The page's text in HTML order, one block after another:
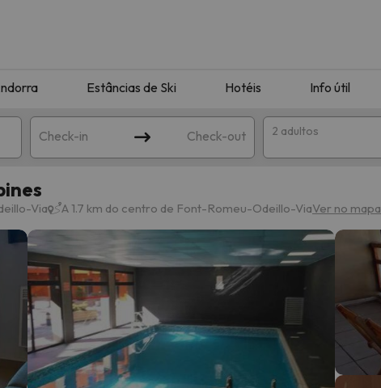
Estâncias de Ski Hotéis Info útil
Check-in Check-out 2 adultos
à sua pesquisa. Tente modificar o destino.
Via A 1.7 km do centro de Font-Romeu-Odeillo-ViaVer no mapa